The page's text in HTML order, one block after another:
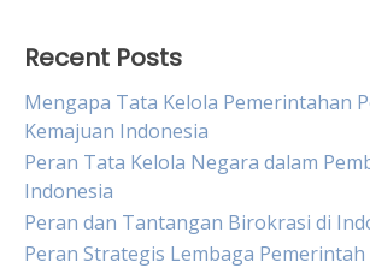
Recent Posts
Mengapa Tata Kelola Pemerintahan
Kemajuan Indonesia
Peran Tata Kelola Negara dalam
Indonesia
Peran dan Tantangan Birokrasi di
Peran Strategis Lembaga Pemerintah